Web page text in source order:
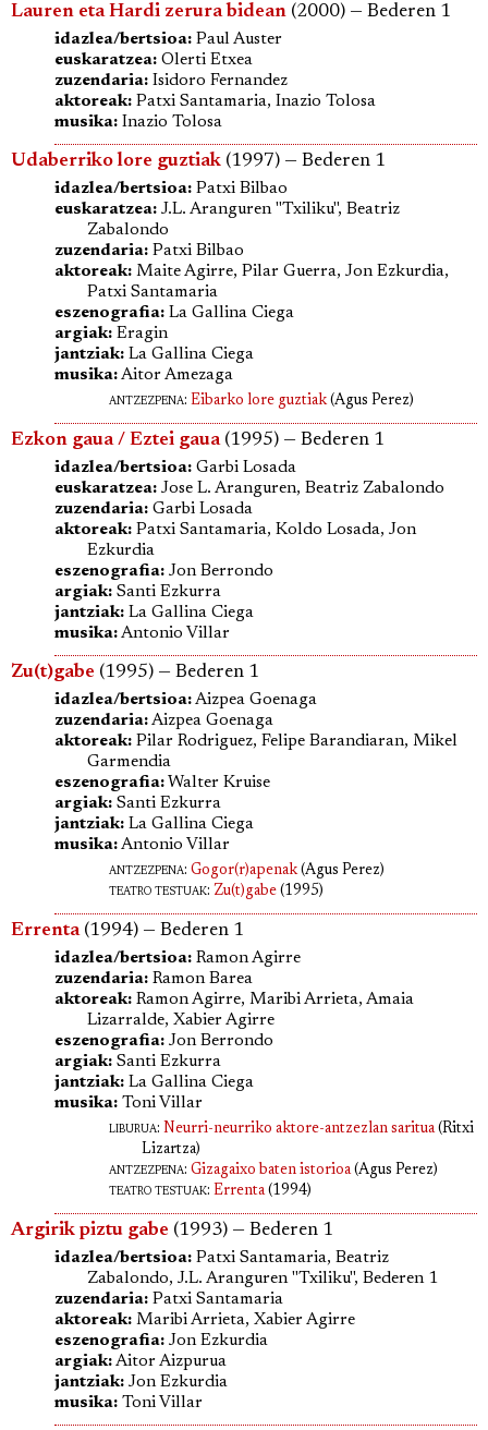
Lauren eta Hardi zerura bidean (2000) — Bederen 1
idazlea/bertsioa: Paul Auster
euskaratzea: Olerti Etxea
zuzendaria: Isidoro Fernandez
aktoreak: Patxi Santamaria, Inazio Tolosa
musika: Inazio Tolosa
Udaberriko lore guztiak (1997) — Bederen 1
idazlea/bertsioa: Patxi Bilbao
euskaratzea: J.L. Aranguren "Txiliku", Beatriz
Zabalondo
zuzendaria: Patxi Bilbao
aktoreak: Maite Agirre, Pilar Guerra, Jon Ezkurdia,
Patxi Santamaria
eszenografia: La Gallina Ciega
argiak: Eragin
jantziak: La Gallina Ciega
musika:Aitor Amezaga
antzezpena: Eibarko lore guztiak(Agus Perez)
Ezkon gaua / Eztei gaua(1995) — Bederen 1
idazlea/bertsioa: Garbi Losada
euskaratzea: Jose L. Aranguren, Beatriz Zabalondo
zuzendaria: Garbi Losada
aktoreak: Patxi Santamaria, Koldo Losada, Jon
Ezkurdia
eszenografia: Jon Berrondo
argiak: Santi Ezkurra
jantziak: La Gallina Ciega
musika:Antonio Villar
Zu(t)gabe (1995) — Bederen 1
idazlea/bertsioa:Aizpea Goenaga
zuzendaria:Aizpea Goenaga
aktoreak: Pilar Rodriguez, Felipe Barandiaran, Mikel
Garmendia
eszenografia: Walter Kruise
argiak: Santi Ezkurra
jantziak: La Gallina Ciega
musika:Antonio Villar
antzezpena: Gogor(r)apenak(Agus Perez)
teatro testuak: Zu(t)gabe (1995)
Errenta(1994) — Bederen 1
idazlea/bertsioa: Ramon Agirre
zuzendaria: Ramon Barea
aktoreak: Ramon Agirre, Maribi Arrieta, Amaia
Lizarralde, Xabier Agirre
eszenografia: Jon Berrondo
argiak: Santi Ezkurra
jantziak: La Gallina Ciega
musika: Toni Villar
liburua: Neurri-neurriko aktore-antzezlan saritua(Ritxi
Lizartza)
antzezpena: Gizagaixo baten istorioa(Agus Perez)
teatro testuak: Errenta(1994)
Argirik piztu gabe (1993) — Bederen 1
idazlea/bertsioa: Patxi Santamaria, Beatriz
Zabalondo, J.L. Aranguren "Txiliku", Bederen 1
zuzendaria: Patxi Santamaria
aktoreak: Maribi Arrieta, Xabier Agirre
eszenografia: Jon Ezkurdia
argiak:Aitor Aizpurua
jantziak: Jon Ezkurdia
musika: Toni Villar